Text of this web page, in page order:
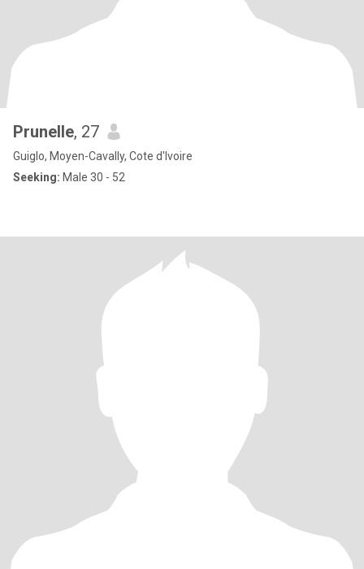
Prunelle, 27
Guiglo, Moyen-Cavally, Cote d'Ivoire
Seeking: Male 30 - 52